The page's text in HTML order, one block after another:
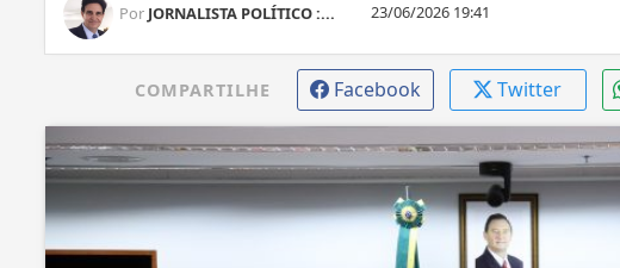
Por JORNALISTA POLÍTICO :... 23/06/2026 19:41
COMPARTILHE Facebook Twitter